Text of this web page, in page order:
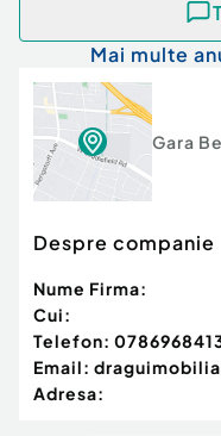
Mai multe
Gara
Despre companie
Nume Firma:
Cui:
Telefon:
Email:
Adresa: